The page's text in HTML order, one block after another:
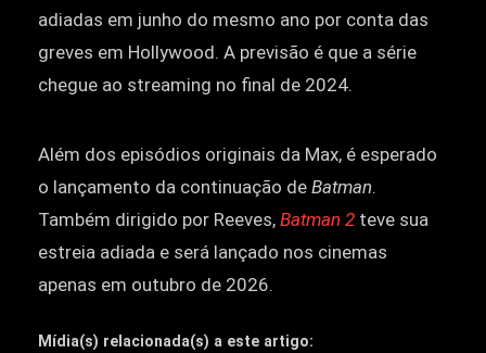
adiadas em junho do mesmo ano por conta das
greves em Hollywood. A previsão é que a série
chegue ao streaming no final de 2024.
Além dos episódios originais da Max, é esperado
o lançamento da continuação de Batman.
Também dirigido por Reeves, Batman 2 teve sua
estreia adiada e será lançado nos cinemas
apenas em outubro de 2026.
Mídia(s) relacionada(s) a este artigo: